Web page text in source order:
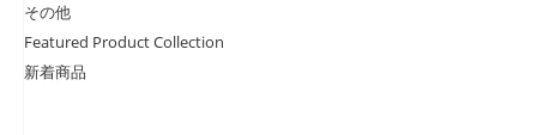
その他
Featured Product Collection
新着商品